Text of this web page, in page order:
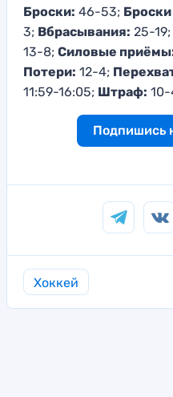
Броски: 46-53; Броски
3; Вбрасывания: 25-19;
13-8; Силовые
Потери: 12-4;
11:59-16:05; Штраф: 10-
Подпишись
Хоккей